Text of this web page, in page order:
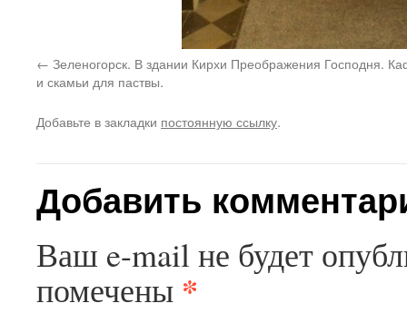
Зеленогорск. В здании Кирхи Преображения Господня.
и скамьи для паствы.
Добавьте в закладки постоянную ссылку.
Добавить
Ваш e-mail не будет
помечены *